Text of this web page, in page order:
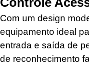
Com um design
equipamento ideal
entrada e saída de
de reconhecimento